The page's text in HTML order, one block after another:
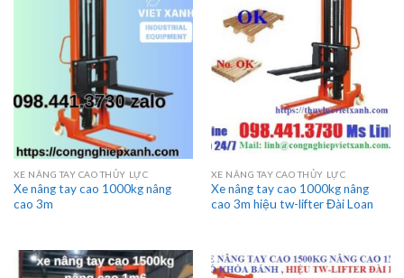
XE NÂNG TAY CAO THỦY LỰC
Xe nâng tay cao 1000kg nâng
cao 3m
XE NÂNG TAY CAO THỦY LỰC
Xe nâng tay cao 1000kg nâng
cao 3m hiệu tw-lifter Đài Loan